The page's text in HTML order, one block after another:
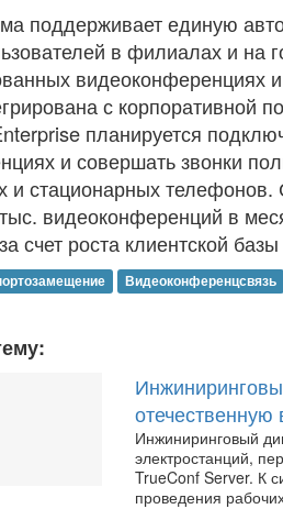
поддерживает единую
в филиалах и на
видеоконференциях
с корпоративной
планируется
и совершать звонки
и стационарных телефонов.
видеоконференций в
счет роста клиентской
Видеоконференцсвязь
отечественную
Инжиниринговый
электростанций,
TrueConf Server. К
проведения